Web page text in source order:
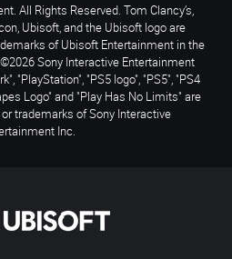
All Rights Reserved. Tom Clancy’s,
Ubisoft, and the Ubisoft logo are
of Ubisoft Entertainment in the
Sony Interactive Entertainment
"PlayStation", "PS5 logo", "PS5", "PS4
Logo" and "Play Has No Limits" are
trademarks of Sony Interactive
Inc.